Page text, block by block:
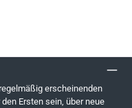
erscheinenden
Ersten sein, über neue